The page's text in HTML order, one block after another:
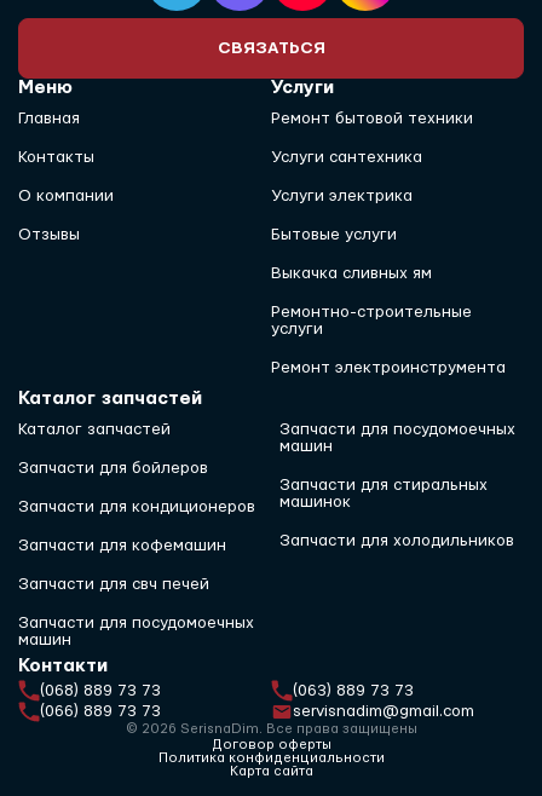
СВЯЗАТЬСЯ
Меню
Главная
Контакты
О компании
Отзывы
Услуги
Ремонт бытовой техники
Услуги сантехника
Услуги электрика
Бытовые услуги
Выкачка сливных ям
Ремонтно-строительные
услуги
Ремонт электроинструмента
Каталог запчастей
Каталог запчастей
Запчасти для бойлеров
Запчасти для кондиционеров
Запчасти для кофемашин
Запчасти для свч печей
Запчасти для посудомоечных
машин
Запчасти для посудомоечных
машин
Запчасти для стиральных
машинок
Запчасти для холодильников
Контакти
(068) 889 73 73
(063) 889 73 73
(066) 889 73 73
servisnadim@gmail.com
© 2026 SerisnaDim. Все права защищены
Договор оферты
Политика конфиденциальности
Карта сайта